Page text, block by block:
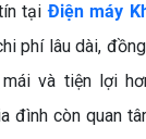
tín tạiĐiện máy
phí lâu dài,
và tiện lợi
đình còn quan